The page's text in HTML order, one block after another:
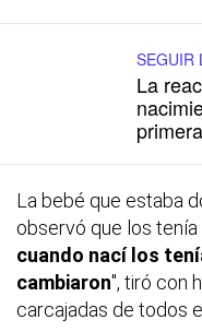
SEGUIR
La
La bebé que estaba
observó que los tenía
cuando nací los
cambiaron", tiró con
carcajadas de todos